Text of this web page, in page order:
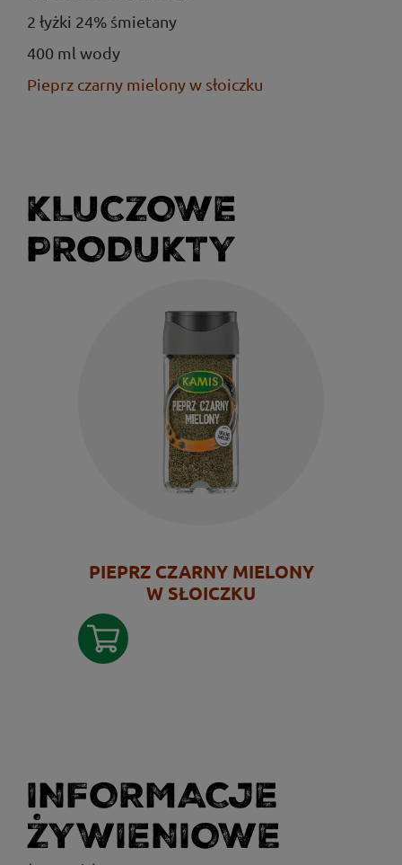
2 łyżki 24% śmietany
400 ml wody
Pieprz czarny mielony w słoiczku
KLUCZOWE
PRODUKTY
PIEPRZ CZARNY MIELONY
W SŁOICZKU
INFORMACJE
ŻYWIENIOWE